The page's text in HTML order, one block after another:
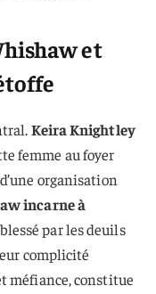
et
Keira Knightley
femme au foyer
organisation
incarne à
par les deuils
complicité
méfiance, constitue